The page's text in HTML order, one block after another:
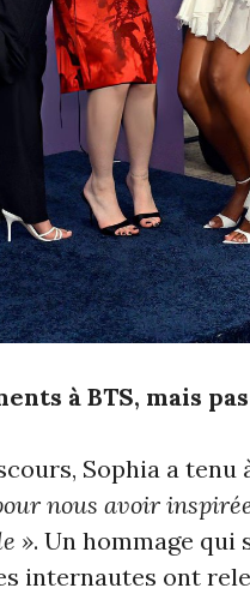
à BTS, mais
Sophia a tenu
nous avoir
». Un hommage
internautes ont